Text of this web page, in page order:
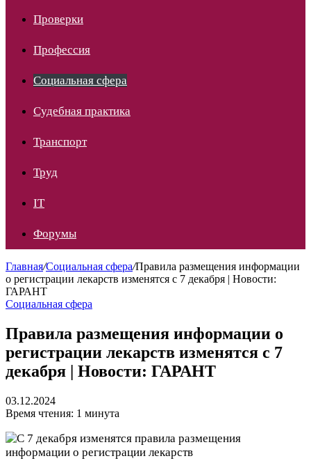
Проверки
Профессия
Социальная сфера
Судебная практика
Транспорт
Труд
IT
Форумы
Главная/Социальная сфера/Правила размещения информации
о регистрации лекарств изменятся с 7 декабря | Новости:
ГАРАНТ
Социальная сфера
Правила размещения информации о
регистрации лекарств изменятся с 7
декабря | Новости: ГАРАНТ
03.12.2024
Время чтения: 1 минута